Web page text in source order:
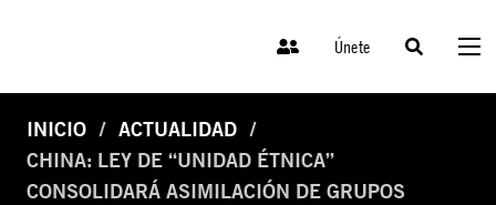
Únete
INICIO
ACTUALIDAD
CHINA: LEY DE “UNIDAD ÉTNICA”
CONSOLIDARÁ ASIMILACIÓN DE GRUPOS